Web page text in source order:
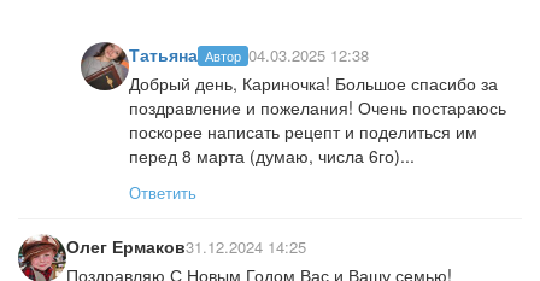
Татьяна Автор 04.03.2025 12:38
Добрый день, Кариночка! Большое спасибо за
поздравление и пожелания! Очень постараюсь
поскорее написать рецепт и поделиться им
перед 8 марта (думаю, числа 6го)...
Ответить
Олег Ермаков31.12.2024 14:25
Поздравляю С Новым Годом Вас и Вашу семью!